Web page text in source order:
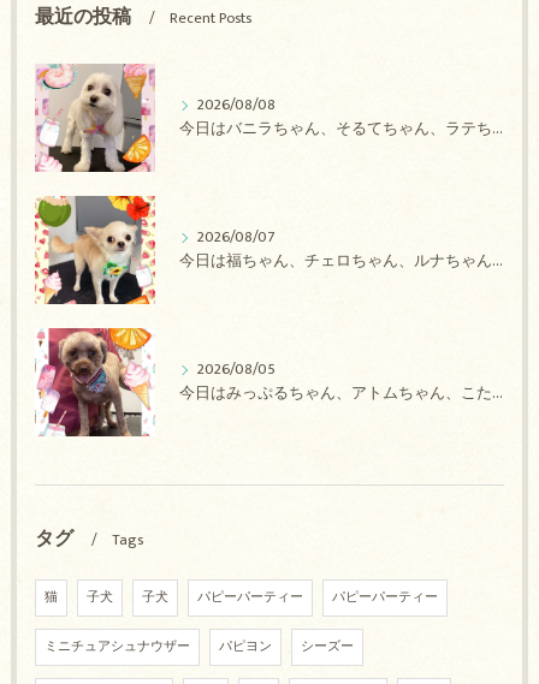
最近の投稿 Recent Posts
2026/08/08
今日はバニラちゃん、そるてちゃん、ラテちゃん、バニラちゃん、チョコちゃん、ベリーちゃん、メロンちゃん、もこちゃんのトリミングの紹介です【奈良のエース動物病院】
2026/08/07
今日は福ちゃん、チェロちゃん、ルナちゃん、Royちゃん、アネラちゃん、ポコちゃんのトリミングの紹介です【奈良のエース動物病院】
2026/08/05
今日はみっぷるちゃん、アトムちゃん、こたろうちゃん、ルルちゃん、アンジュちゃん、がぶちゃんのトリミングの紹介です【奈良のエース動物病院】
タグ Tags
猫 子犬 子犬 パピーパーティー パピーパーティー
ミニチュアシュナウザー パピヨン シーズー